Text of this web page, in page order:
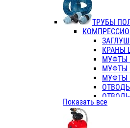
Хоз.
ЭЛ.
ТРУБЫ
КРАНЫ
МУФТЫ
МУФТЫ
МУФТЫ
Показать все